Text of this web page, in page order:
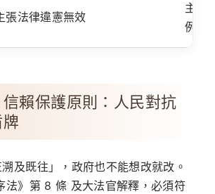
張法律違憲無效
主張
例原
賴保護原則：人民對抗
及既往」，政府也不能想改就改。
法》第 8 條 及大法官解釋，必須符